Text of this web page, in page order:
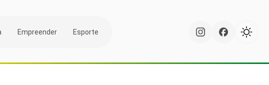
Empreender Esporte